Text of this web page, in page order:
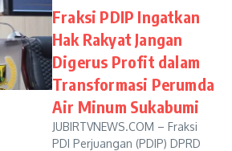
Fraksi PDIP Ingatkan
Hak Rakyat Jangan
Digerus Profit dalam
Transformasi Perumda
Air Minum Sukabumi
JUBIRTVNEWS.COM – Fraksi
PDI Perjuangan (PDIP) DPRD